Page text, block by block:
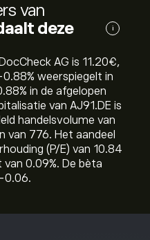
van
deze
i
AG is 11.20‎€‎,
weerspiegelt in
in de afgelopen
van AJ91.DE is
handelsvolume van
van 776. Het aandeel
(P/E) van 10.84
0.09%. De bèta
0.06.